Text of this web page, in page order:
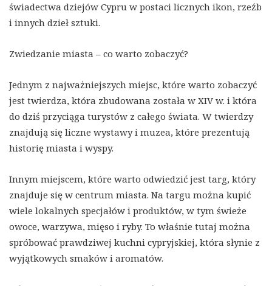
świadectwa dziejów Cypru w postaci licznych ikon, rzeźb
i innych dzieł sztuki.
Zwiedzanie miasta – co warto zobaczyć?
Jednym z najważniejszych miejsc, które warto zobaczyć
jest twierdza, która zbudowana została w XIV w. i która
do dziś przyciąga turystów z całego świata. W twierdzy
znajdują się liczne wystawy i muzea, które prezentują
historię miasta i wyspy.
Innym miejscem, które warto odwiedzić jest targ, który
znajduje się w centrum miasta. Na targu można kupić
wiele lokalnych specjałów i produktów, w tym świeże
owoce, warzywa, mięso i ryby. To właśnie tutaj można
spróbować prawdziwej kuchni cypryjskiej, która słynie z
wyjątkowych smaków i aromatów.